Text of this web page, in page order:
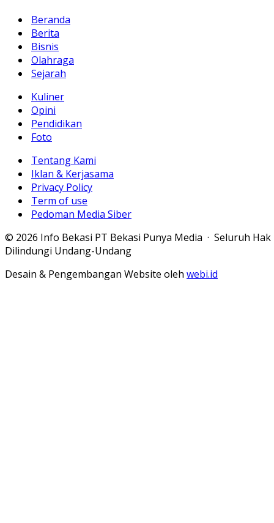
Beranda
Berita
Bisnis
Olahraga
Sejarah
Kuliner
Opini
Pendidikan
Foto
Tentang Kami
Iklan & Kerjasama
Privacy Policy
Term of use
Pedoman Media Siber
© 2026 Info Bekasi PT Bekasi Punya Media · Seluruh Hak
Dilindungi Undang-Undang
Desain & Pengembangan Website oleh webi.id